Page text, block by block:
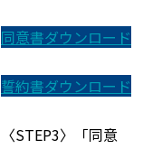
同意書ダウンロード
誓約書ダウンロード
〈STEP3〉「同意